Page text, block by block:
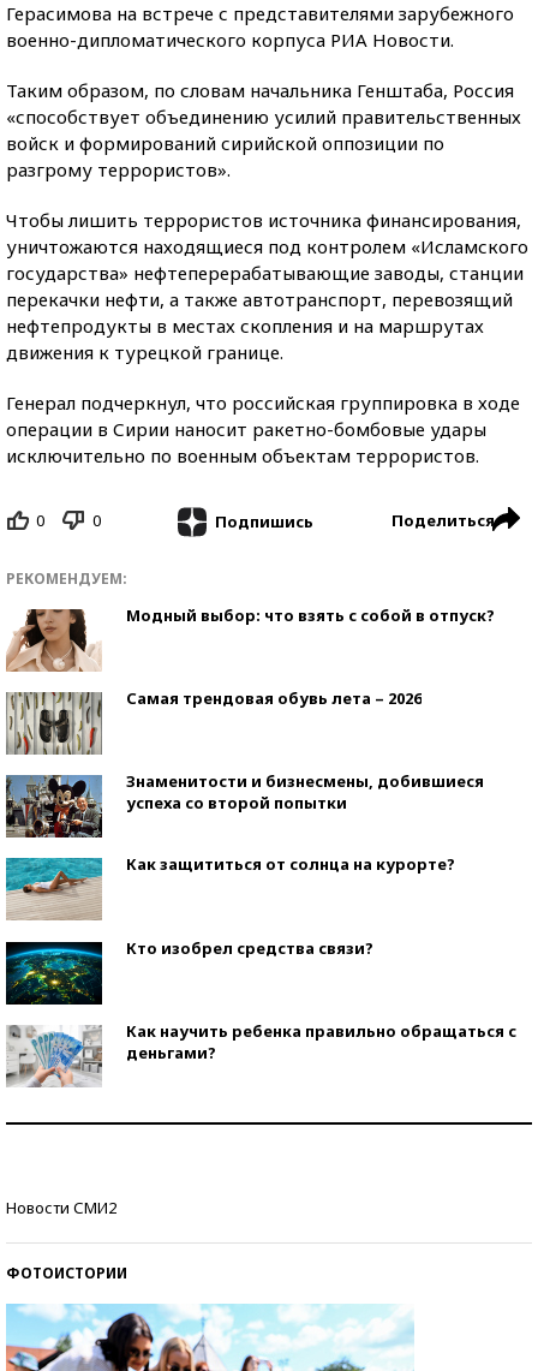
Герасимова на встрече с представителями зарубежного
военно-дипломатического корпуса РИА Новости.
Таким образом, по словам начальника Генштаба, Россия
«способствует объединению усилий правительственных
войск и формирований сирийской оппозиции по
разгрому террористов».
Чтобы лишить террористов источника финансирования,
уничтожаются находящиеся под контролем «Исламского
государства» нефтеперерабатывающие заводы, станции
перекачки нефти, а также автотранспорт, перевозящий
нефтепродукты в местах скопления и на маршрутах
движения к турецкой границе.
Генерал подчеркнул, что российская группировка в ходе
операции в Сирии наносит ракетно-бомбовые удары
исключительно по военным объектам террористов.
0 0 Подпишись Поделиться
РЕКОМЕНДУЕМ:
Модный выбор: что взять с собой в отпуск?
Самая трендовая обувь лета – 2026
Знаменитости и бизнесмены, добившиеся
успеха со второй попытки
Как защититься от солнца на курорте?
Кто изобрел средства связи?
Как научить ребенка правильно обращаться с
деньгами?
Новости СМИ2
ФОТОИСТОРИИ